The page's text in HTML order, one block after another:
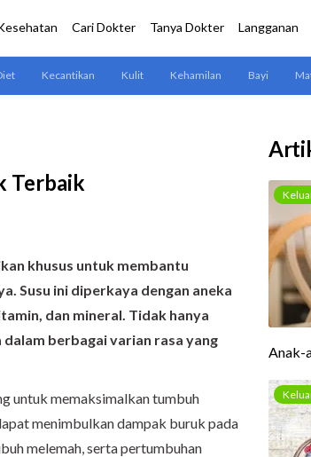
Terbaik
khusus untuk membantu
Susu ini diperkaya dengan aneka
dan mineral. Tidak hanya
berbagai varian rasa yang
untuk memaksimalkan tumbuh
menimbulkan dampak buruk pada
melemah, serta pertumbuhan